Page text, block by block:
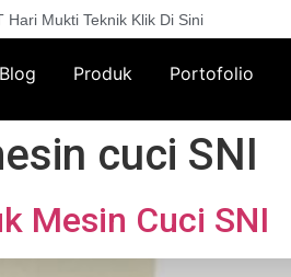
Hari Mukti Teknik Klik Di Sini
Blog Produk Portofolio
cuci SNI
Mesin Cuci SNI